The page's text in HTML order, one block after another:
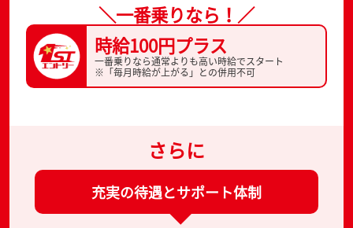
＼一番乗りなら！／
時給100円プラス
一番乗りなら通常よりも高い時給でスタート
※「毎月時給が上がる」との併用不可
さらに
充実の待遇とサポート体制